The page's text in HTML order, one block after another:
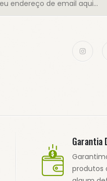
Garantia
produtos